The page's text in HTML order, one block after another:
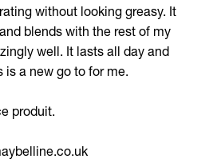
without looking greasy. It
blends with the rest of my
well. It lasts all day and
is a new go to for me.
produit.